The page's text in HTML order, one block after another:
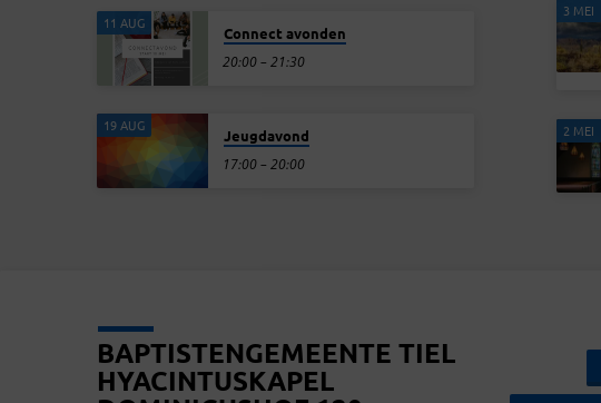
11 AUG
Connect avonden
20:00 – 21:30
19 AUG
Jeugdavond
17:00 – 20:00
3 MEI
2 MEI
BAPTISTENGEMEENTE TIEL
HYACINTUSKAPEL